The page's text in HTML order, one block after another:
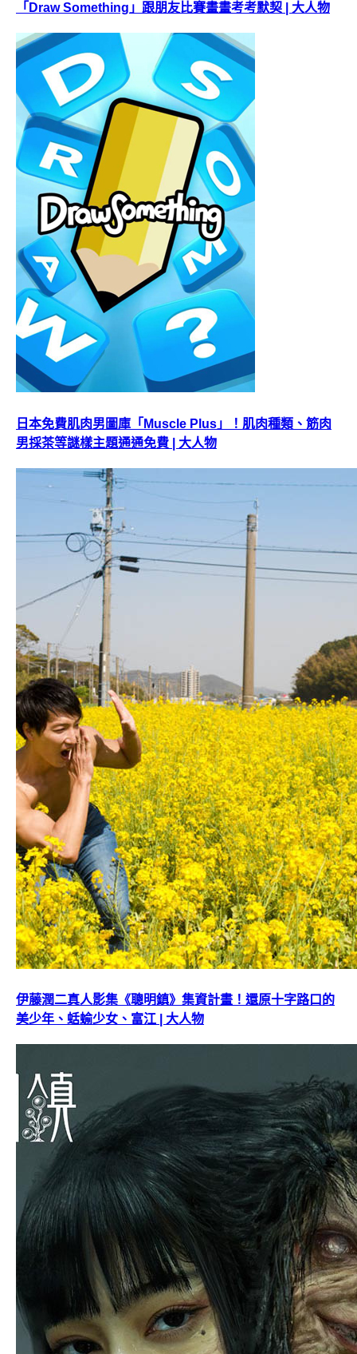
「Draw Something」跟朋友比賽畫畫考考默契 | 大人物
日本免費肌肉男圖庫「Muscle Plus」！肌肉種類、筋肉
男採茶等謎樣主題通通免費 | 大人物
伊藤潤二真人影集《聰明鎮》集資計畫！還原十字路口的
美少年、蛞蝓少女、富江 | 大人物